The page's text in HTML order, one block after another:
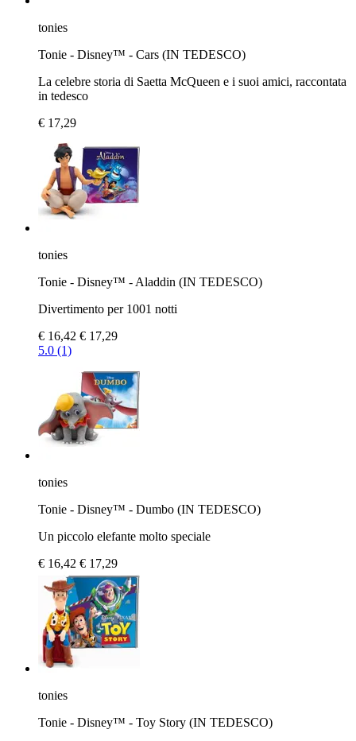
tonies
Tonie - Disney™ - Cars (IN TEDESCO)
La celebre storia di Saetta McQueen e i suoi amici, raccontata
in tedesco
€ 17,29
tonies
Tonie - Disney™ - Aladdin (IN TEDESCO)
Divertimento per 1001 notti
€ 16,42 € 17,29
5.0 (1)
tonies
Tonie - Disney™ - Dumbo (IN TEDESCO)
Un piccolo elefante molto speciale
€ 16,42 € 17,29
tonies
Tonie - Disney™ - Toy Story (IN TEDESCO)